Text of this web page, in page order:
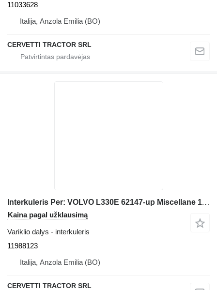
11033628
Italija, Anzola Emilia (BO)
CERVETTI TRACTOR SRL
Interkuleris Per: VOLVO L330E 62147-up Miscellane 11988123 frontalinio krautuvo Volvo L330E 62147-up
Kaina pagal užklausimą
Variklio dalys - interkuleris
11988123
Italija, Anzola Emilia (BO)
CERVETTI TRACTOR SRL